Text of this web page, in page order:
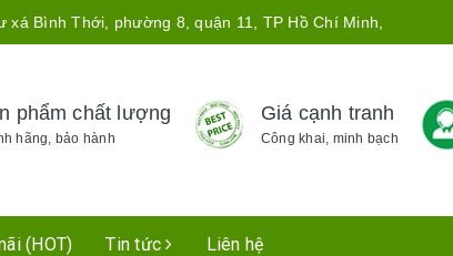
xá Bình Thới, phường 8, quận 11, TP Hồ Chí Minh,
phẩm chất lượng
hãng, bảo hành
Giá cạnh tranh
Công khai, minh bạch
(HOT) Tin tức Liên hệ